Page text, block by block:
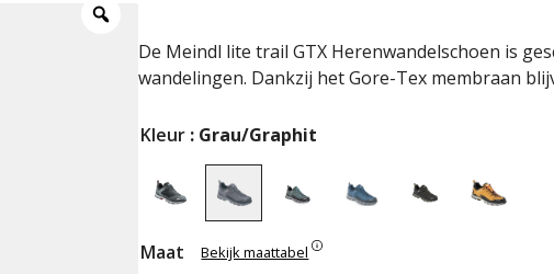
De Meindl lite trail GTX Herenwandelschoen is
wandelingen. Dankzij het Gore-Tex membraan
Kleur : Grau/Graphit
Maat Bekijk maattabel